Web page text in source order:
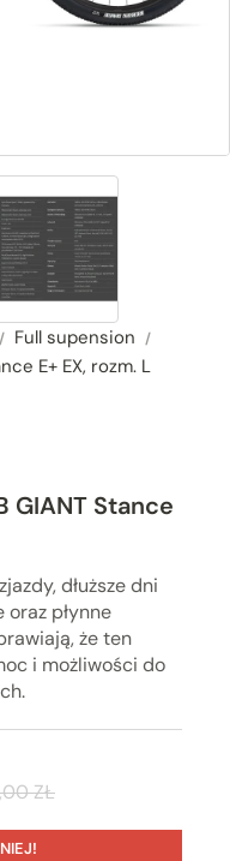
Full supension
E+ EX, rozm. L
GIANT Stance
dłuższe dni
oraz płynne
że ten
i możliwości do
ZŁ